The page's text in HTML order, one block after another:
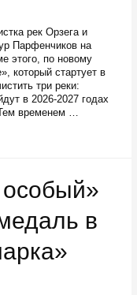
рек Орзега и
Парфенчиков на
этого, по новому
который стартует в
три реки:
в 2026-2027 годах
временем …
в